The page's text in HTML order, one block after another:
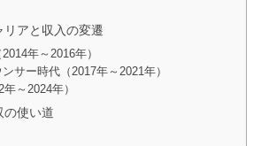
リアと収入の変遷
年～2016年）
サー時代（2017年～2021年）
～2024年）
の使い道